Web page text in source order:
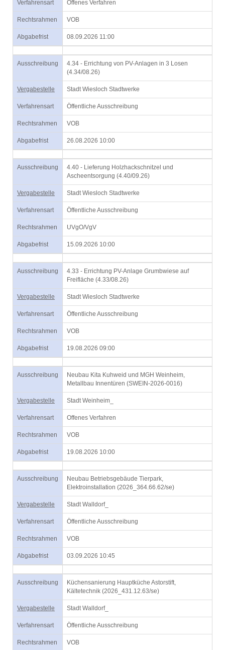
Verfahrensart Offenes Verfahren
Rechtsrahmen VOB
Abgabefrist 08.09.2026 11:00
Ausschreibung
4.34 - Errichtung von PV-Anlagen in 3 Losen
(4.34/08.26)
Vergabestelle Stadt Wiesloch Stadtwerke
Verfahrensart Öffentliche Ausschreibung
Rechtsrahmen VOB
Abgabefrist 26.08.2026 10:00
Ausschreibung
4.40 - Lieferung Holzhackschnitzel und
Ascheentsorgung (4.40/09.26)
Vergabestelle Stadt Wiesloch Stadtwerke
Verfahrensart Öffentliche Ausschreibung
Rechtsrahmen UVgO/VgV
Abgabefrist 15.09.2026 10:00
Ausschreibung
4.33 - Errichtung PV-Anlage Grumbwiese auf
Freifläche (4.33/08.26)
Vergabestelle Stadt Wiesloch Stadtwerke
Verfahrensart Öffentliche Ausschreibung
Rechtsrahmen VOB
Abgabefrist 19.08.2026 09:00
Ausschreibung
Neubau Kita Kuhweid und MGH Weinheim,
Metallbau Innentüren (SWEIN-2026-0016)
Vergabestelle Stadt Weinheim_
Verfahrensart Offenes Verfahren
Rechtsrahmen VOB
Abgabefrist 19.08.2026 10:00
Ausschreibung
Neubau Betriebsgebäude Tierpark,
Elektroinstallation (2026_364.66.62/se)
Vergabestelle Stadt Walldorf_
Verfahrensart Öffentliche Ausschreibung
Rechtsrahmen VOB
Abgabefrist 03.09.2026 10:45
Ausschreibung
Küchensanierung Hauptküche Astorstift,
Kältetechnik (2026_431.12.63/se)
Vergabestelle Stadt Walldorf_
Verfahrensart Öffentliche Ausschreibung
Rechtsrahmen VOB